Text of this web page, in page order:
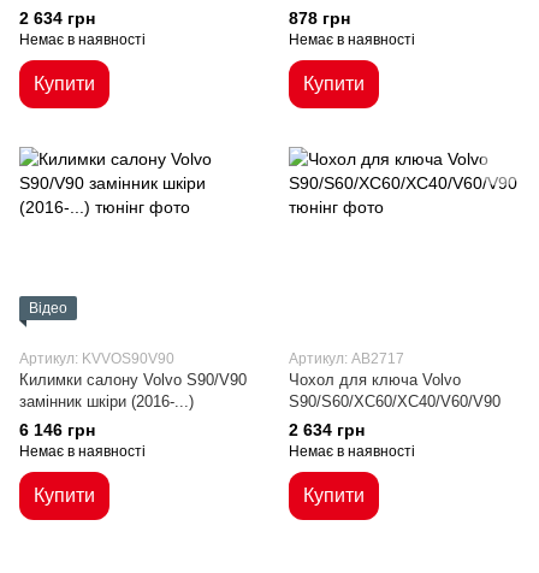
2 634 грн
Немає в наявності
Купити
XC 60 90 (15-19 р.в.)
878 грн
Немає в наявності
Купити
Відео
Артикул: KVVOS90V90
Килимки салону Volvo S90/V90
замінник шкіри (2016-...)
6 146 грн
Немає в наявності
Купити
Артикул: AB2717
Чохол для ключа Volvo
S90/S60/XC60/XC40/V60/V90
2 634 грн
Немає в наявності
Купити